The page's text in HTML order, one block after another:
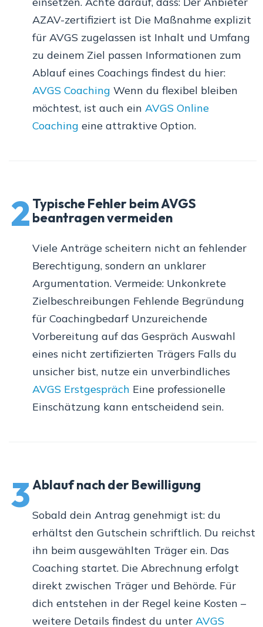
AZAV-zertifiziert ist Die Maßnahme explizit
für AVGS zugelassen ist Inhalt und Umfang
zu deinem Ziel passen Informationen zum
Ablauf eines Coachings findest du hier:
AVGS Coaching Wenn du flexibel bleiben
möchtest, ist auch ein AVGS Online
Coaching eine attraktive Option.
2 Typische Fehler beim AVGS
beantragen vermeiden
Viele Anträge scheitern nicht an fehlender
Berechtigung, sondern an unklarer
Argumentation. Vermeide: Unkonkrete
Zielbeschreibungen Fehlende Begründung
für Coachingbedarf Unzureichende
Vorbereitung auf das Gespräch Auswahl
eines nicht zertifizierten Trägers Falls du
unsicher bist, nutze ein unverbindliches
AVGS Erstgespräch Eine professionelle
Einschätzung kann entscheidend sein.
3Ablauf nach der Bewilligung
Sobald dein Antrag genehmigt ist: du
erhältst den Gutschein schriftlich. Du reichst
ihn beim ausgewählten Träger ein. Das
Coaching startet. Die Abrechnung erfolgt
direkt zwischen Träger und Behörde. Für
dich entstehen in der Regel keine Kosten –
weitere Details findest du unter AVGS